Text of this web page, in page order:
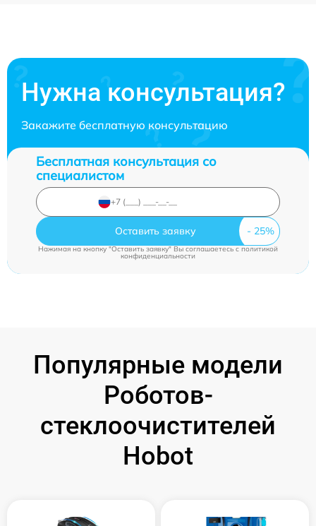
Нужна консультация?
Закажите бесплатную консультацию
Бесплатная консультация со
специалистом
Оставить заявку
Нажимая на кнопку "Оставить заявку" Вы соглашаетесь cполитикой
конфиденциальности
Популярные модели
Роботов-
стеклоочистителей
Hobot